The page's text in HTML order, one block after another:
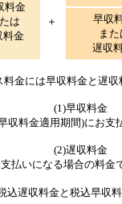
料金
は
料金
＋
早収
また
遅収
料金には早収料金と遅
(1)早収料金
料金適用期間)にお支
(2)遅収料金
いになる場合の料金
遅収料金と税込早収